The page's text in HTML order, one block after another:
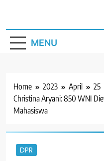
MENU
Home 2023 April
25
Christina Aryani: 850 WNI
Mahasiswa
DPR